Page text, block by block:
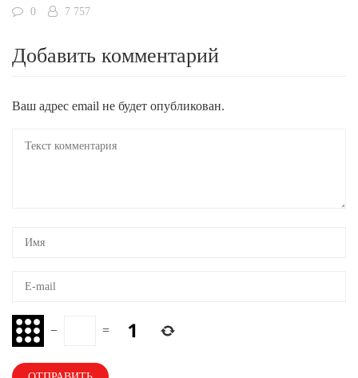
0 7 757
Добавить комментарий
Ваш адрес email не будет опубликован.
− =